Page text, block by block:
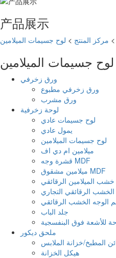
产品展示
> مركز المنتج > لوح جسيمات الميلامين
ورق زخرفي
ورق زخرفي مطبوع
ورق مشرب
لوحة زخرفية
لوح جسيمات عادي
يمول عادي
لوح جسيمات الميلامين
ميلامين ام دي اف
قشرة وجه MDF
ميلامين مشقوق MDF
خشب الميلامين الرقائقي
الخشب الرقائقي التجاري
الوجه الخشب الرقائقي
جلد الباب
للأشعة فوق البنفسجية
ملحق ديكور
المطبخ/خزانة الملابس
هيكل الخزانة